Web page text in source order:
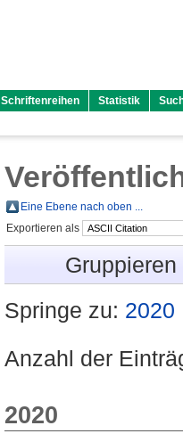
Statistik
Eine Ebene nach oben ...
Exportieren als
Springe zu: 2020
Anzahl der
2020